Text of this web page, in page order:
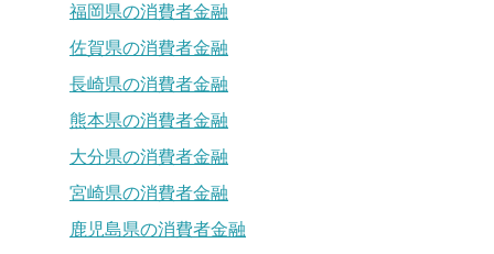
福岡県の消費者金融
佐賀県の消費者金融
長崎県の消費者金融
熊本県の消費者金融
大分県の消費者金融
宮崎県の消費者金融
鹿児島県の消費者金融